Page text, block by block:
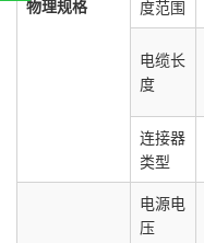
物理规格
度范围
电缆长
度
连接器
类型
电源电
压